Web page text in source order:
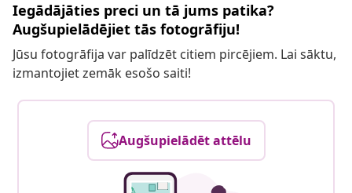
Iegādājāties preci un tā jums patika?
Augšupielādējiet tās fotogrāfiju!
Jūsu fotogrāfija var palīdzēt citiem pircējiem. Lai sāktu,
izmantojiet zemāk esošo saiti!
Augšupielādēt attēlu